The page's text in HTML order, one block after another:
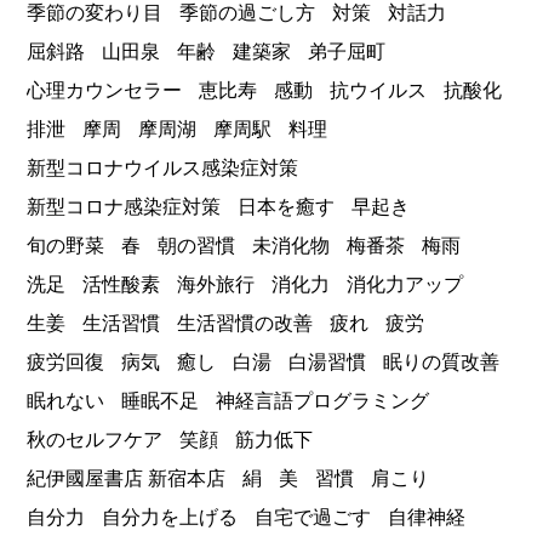
季節の変わり目
季節の過ごし方 対策
対話力
屈斜路
山田泉 年齢 建築家
弟子屈町
心理カウンセラー
恵比寿 感動 抗ウイルス
抗酸化
排泄
摩周 摩周湖 摩周駅
料理
新型コロナウイルス感染症対策
新型コロナ感染症対策
日本を癒す
早起き
旬の野菜
春 朝の習慣 未消化物 梅番茶
梅雨
洗足
活性酸素 海外旅行 消化力
消化力アップ
生姜
生活習慣 生活習慣の改善 疲れ
疲労
疲労回復
病気 癒し 白湯 白湯習慣
眠りの質改善
眠れない
睡眠不足
神経言語プログラミング
秋のセルフケア
笑顔
筋力低下
紀伊國屋書店 新宿本店
絹 美 習慣
肩こり
自分力
自分力を上げる 自宅で過ごす
自律神経